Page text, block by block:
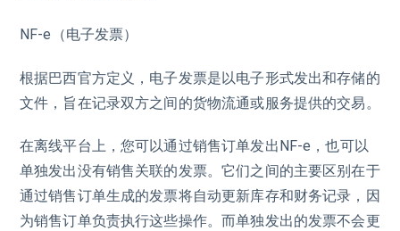
NF-e（电子发票）
根据巴西官方定义，电子发票是以电子形式发出和存储的
文件，旨在记录双方之间的货物流通或服务提供的交易。
在离线平台上，您可以通过销售订单发出NF-e，也可以
单独发出没有销售关联的发票。它们之间的主要区别在于
通过销售订单生成的发票将自动更新库存和财务记录，因
为销售订单负责执行这些操作。而单独发出的发票不会更